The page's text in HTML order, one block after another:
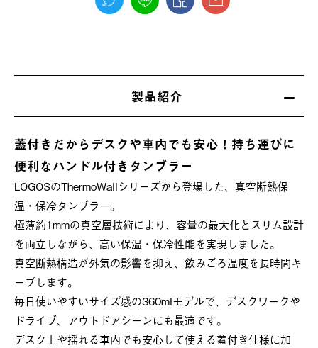
製品紹介
蓋付きだからデスクや車内でも安心！持ち運びに
便利なハンドル付きタンブラー
LOGOSのThermoWallシリーズから登場した、真空断熱保
温・保冷タンブラー。
極薄約1mmの真空層技術により、容量の最大化とスリム設計
を両立しながら、高い保温・保冷性能を実現しました。
真空断熱構造が外気の影響を抑え、飲みごろ温度を長時間キ
ープします。
毎日使いやすいサイズ感の360mlモデルで、デスクワークや
ドライブ、アウトドアシーンにも最適です。
デスク上や揺れる車内でも安心して使える蓋付き仕様に加